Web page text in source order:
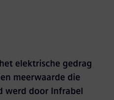
elektrische gedrag
meerwaarde die
werd door Infrabel